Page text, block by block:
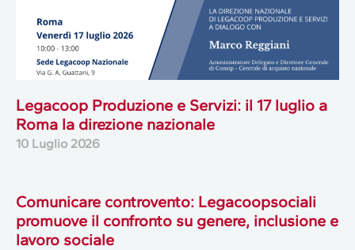
Legacoop Produzione e Servizi: il 17 luglio a
Roma la direzione nazionale
10 Luglio 2026
Comunicare controvento: Legacoopsociali
promuove il confronto su genere, inclusione e
lavoro sociale